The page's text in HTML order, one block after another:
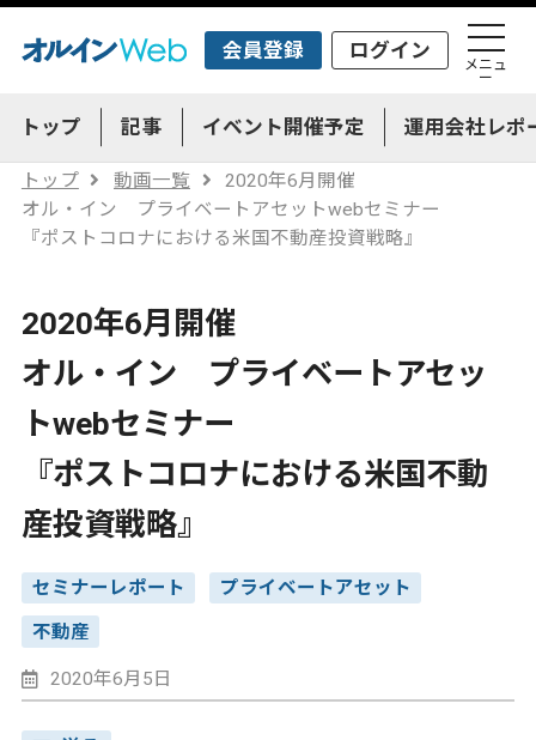
会員登録 ログイン
メニュ
ー
トップ 記事 イベント開催予定 運用会社レポ
トップ 動画一覧
2020年6月開催
オル・イン プライベートアセットwebセミナー
『ポストコロナにおける米国不動産投資戦略』
2020年6月開催
オル・イン プライベートアセッ
トwebセミナー
『ポストコロナにおける米国不動
産投資戦略』
セミナーレポート プライベートアセット
不動産
2020年6月5日